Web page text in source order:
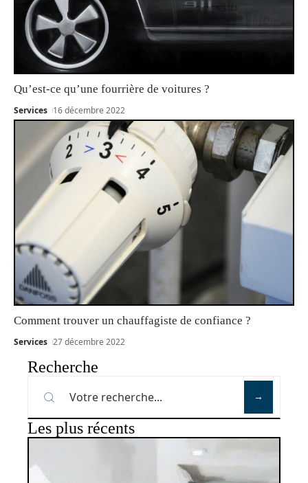
Qu’est-ce qu’une fourrière de voitures ?
Services 16 décembre 2022
Comment trouver un chauffagiste de confiance ?
Services 27 décembre 2022
Recherche
Les plus récents